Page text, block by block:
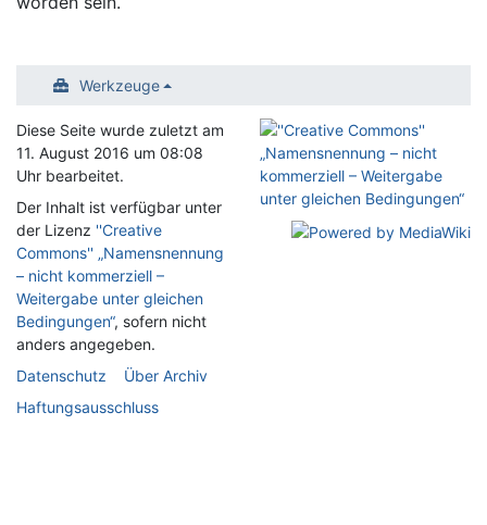
Werkzeuge
Diese Seite wurde zuletzt am
11. August 2016 um 08:08
Uhr bearbeitet.
Der Inhalt ist verfügbar unter
der Lizenz ''Creative
Commons'' „Namensnennung
– nicht kommerziell –
Weitergabe unter gleichen
Bedingungen“, sofern nicht
anders angegeben.
Datenschutz
Über Archiv
Haftungsausschluss